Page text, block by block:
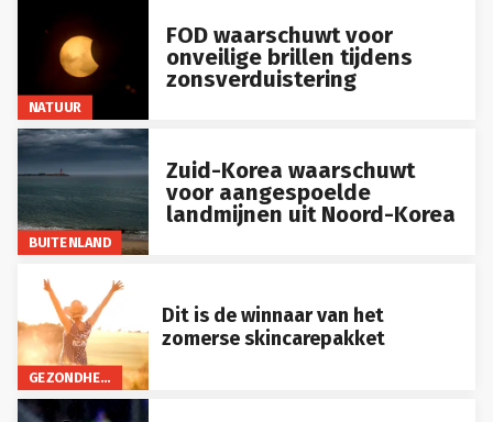
NATUUR
FOD waarschuwt voor
onveilige brillen tijdens
zonsverduistering
BUITENLAND
Zuid-Korea waarschuwt
voor aangespoelde
landmijnen uit Noord-Korea
GEZONDHEID
Dit is de winnaar van het
zomerse skincarepakket